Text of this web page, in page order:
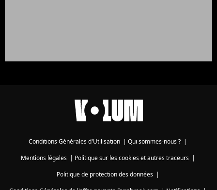
Conditions Générales d'Utilisation | Qui sommes-nous ? |
Mentions légales| Politique sur les cookies et autres traceurs|
Politique de protection des données|